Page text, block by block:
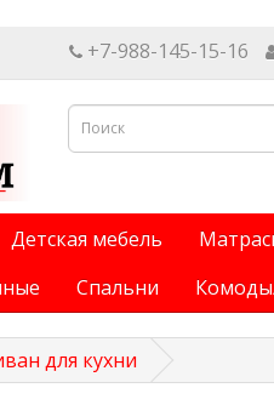
+7-988-145-15-16
Детская мебель
Спальни
для кухни